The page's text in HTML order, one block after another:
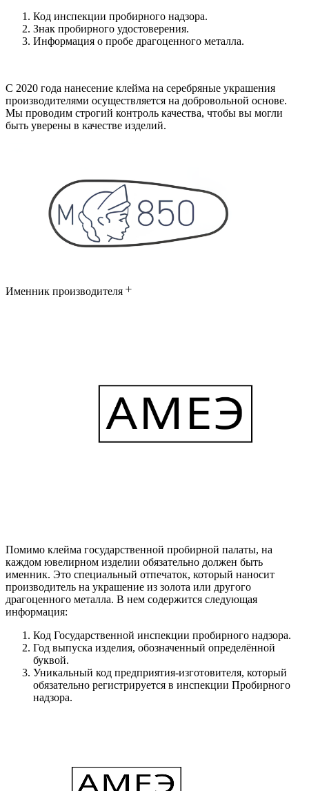
Код инспекции пробирного надзора.
Знак пробирного удостоверения.
Информация о пробе драгоценного металла.
С 2020 года нанесение клейма на серебряные украшения
производителями осуществляется на добровольной основе.
Мы проводим строгий контроль качества, чтобы вы могли
быть уверены в качестве изделий.
Именник производителя
Помимо клейма государственной пробирной палаты, на
каждом ювелирном изделии обязательно должен быть
именник. Это специальный отпечаток, который наносит
производитель на украшение из золота или другого
драгоценного металла. В нем содержится следующая
информация:
Код Государственной инспекции пробирного надзора.
Год выпуска изделия, обозначенный определённой
буквой.
Уникальный код предприятия-изготовителя, который
обязательно регистрируется в инспекции Пробирного
надзора.